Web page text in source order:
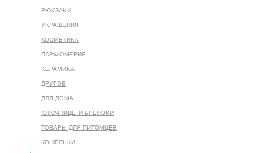
РЮКЗАКИ
УКРАШЕНИЯ
КОСМЕТИКА
ПАРФЮМЕРИЯ
КЕРАМИКА
ДРУГОЕ
ДЛЯ ДОМА
КЛЮЧНИЦЫ И БРЕЛОКИ
ТОВАРЫ ДЛЯ ПИТОМЦЕВ
КОШЕЛЬКИ